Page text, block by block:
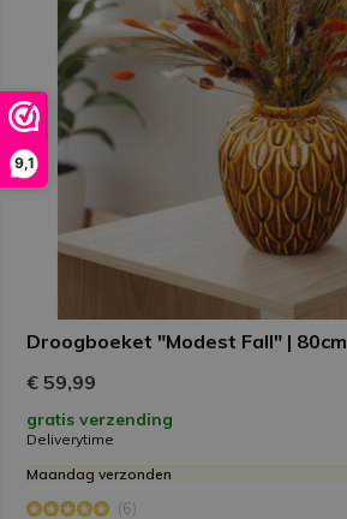
9,1
Droogboeket "Modest Fall" | 80cm
€ 59,99
gratis verzending
Deliverytime
Maandag verzonden
(6)